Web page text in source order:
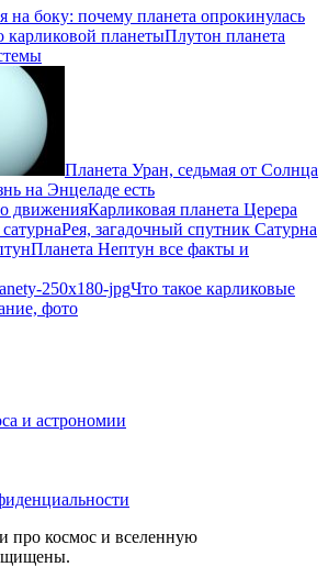
на боку: почему планета опрокинулась
Плутон планета
Планета Уран, седьмая от Солнца
на Энцеладе есть
Карликовая планета Церера
Рея, загадочный спутник Сатурна
Планета Нептун все факты и
Что такое карликовые
фото
и астрономии
про космос и вселенную